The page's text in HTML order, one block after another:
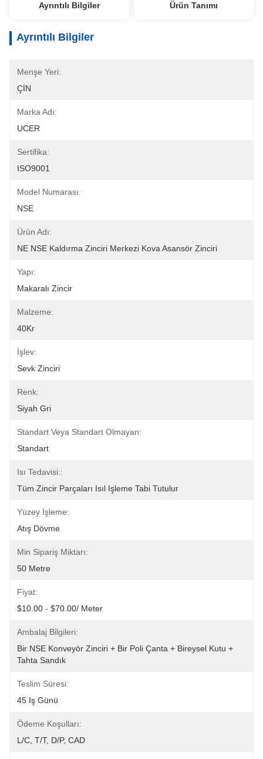
Ayrıntılı Bilgiler Ürün Tanımı
Ayrıntılı Bilgiler
Menşe Yeri:
ÇİN
Marka Adı:
UCER
Sertifika:
ISO9001
Model Numarası:
NSE
Ürün Adı:
NE NSE Kaldırma Zinciri Merkezi Kova Asansör Zinciri
Yapı:
Makaralı Zincir
Malzeme:
40Kr
İşlev:
Sevk Zinciri
Renk:
Siyah Gri
Standart Veya Standart Olmayan:
Standart
Isı Tedavisi::
Tüm Zincir Parçaları Isıl Işleme Tabi Tutulur
Yüzey Işleme:
Atış Dövme
Min Sipariş Miktarı:
50 Metre
Fiyat:
$10.00 - $70.00/ Meter
Ambalaj Bilgileri:
Bir NSE Konveyör Zinciri + Bir Poli Çanta + Bireysel Kutu +
Tahta Sandık
Teslim Süresi:
45 Iş Günü
Ödeme Koşulları:
L/C, T/T, D/P, CAD